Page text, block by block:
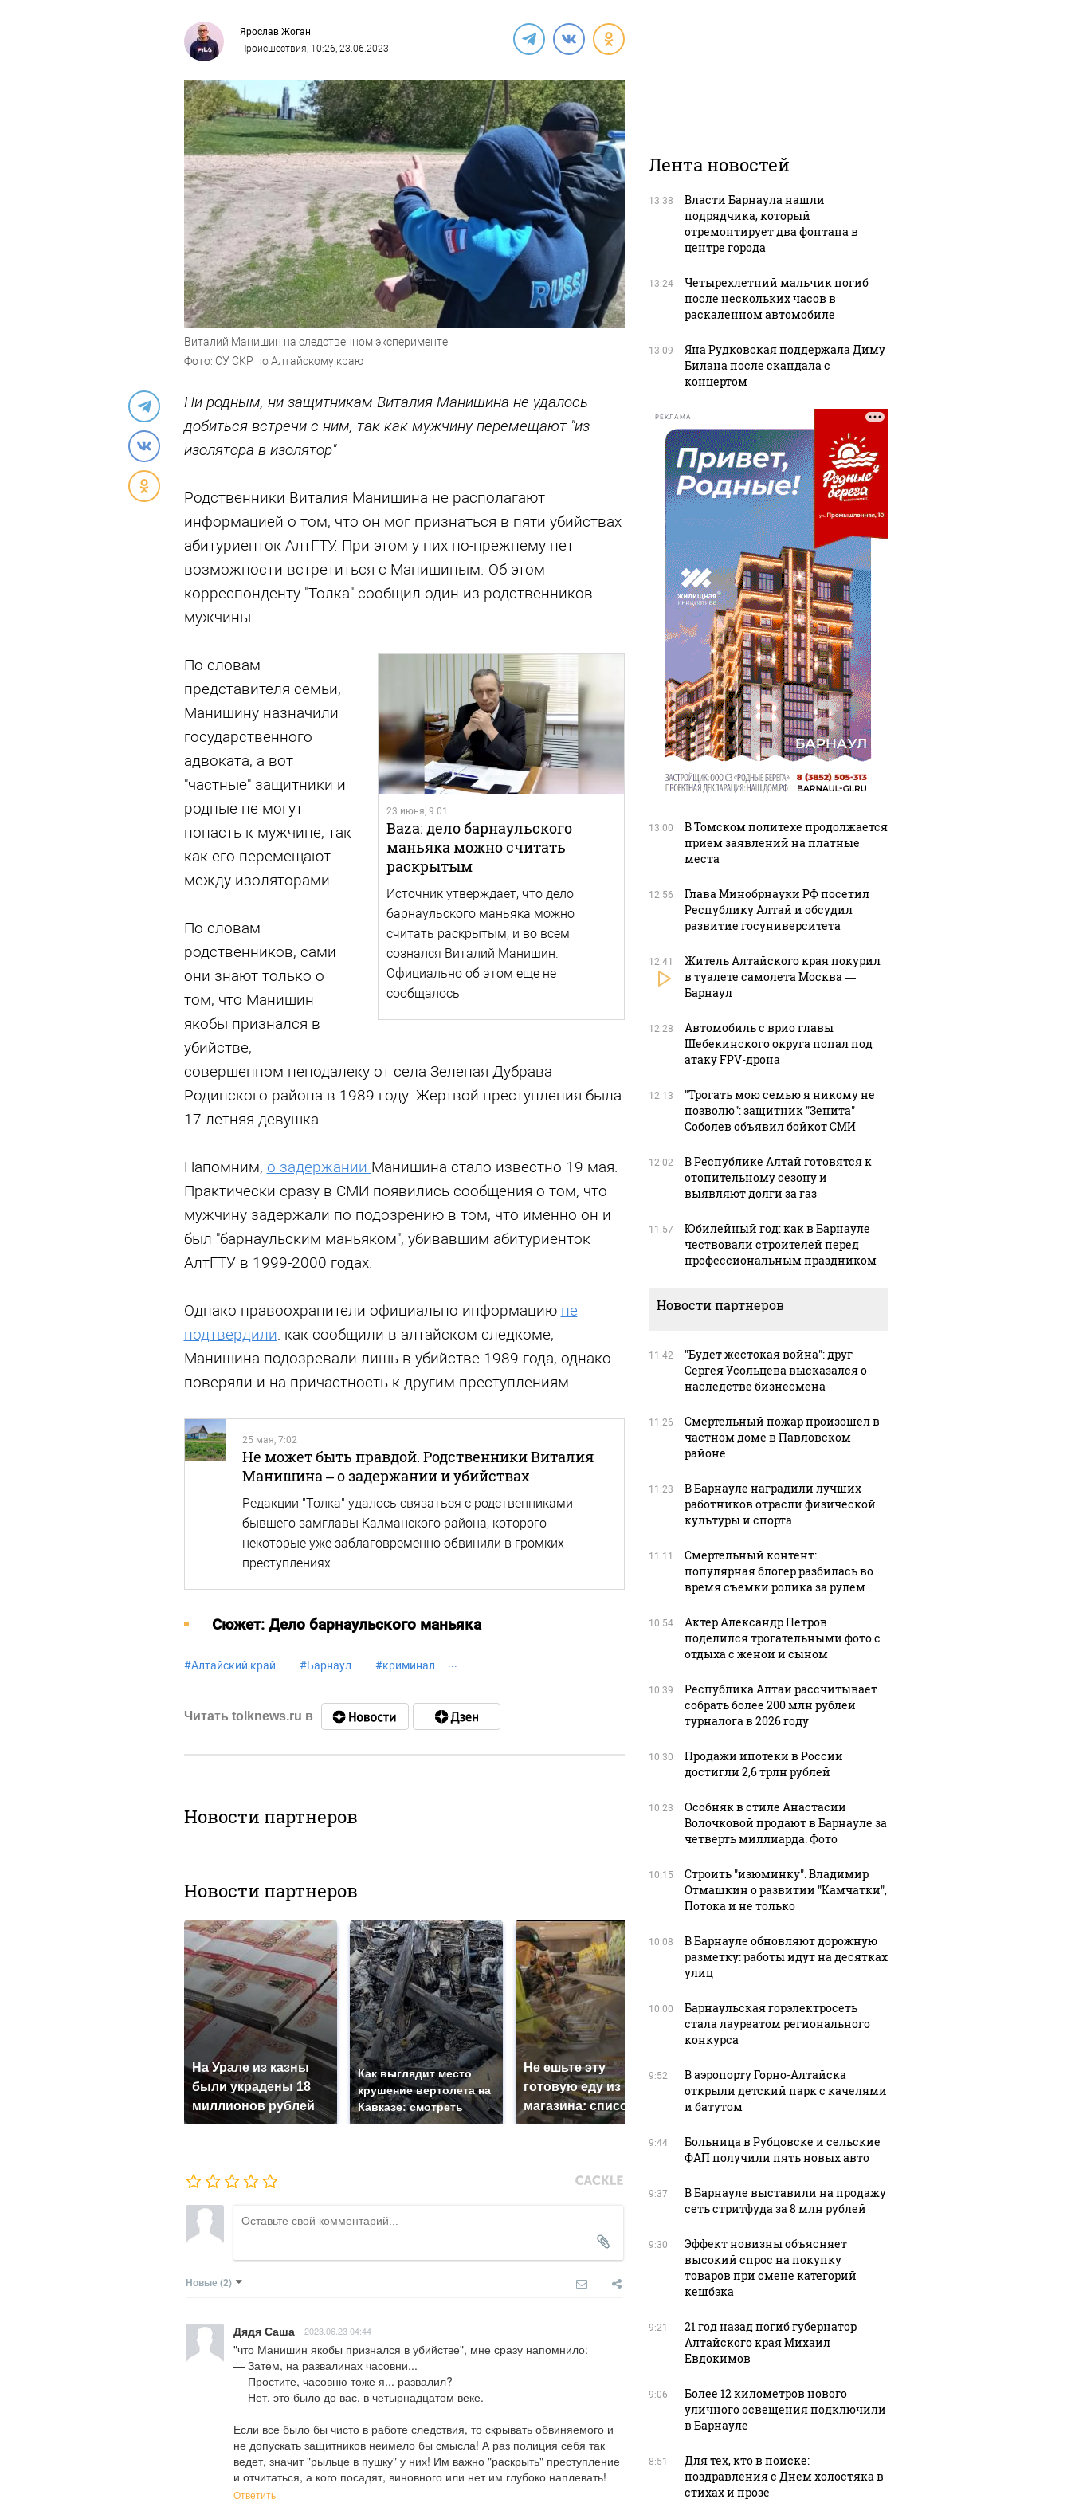
Ярослав Жоган
Происшествия, 10:26, 23.06.2023
Виталий Манишин на следственном эксперименте
Фото: СУ СКР по Алтайскому краю
Ни родным, ни защитникам Виталия Манишина не удалось
добиться встречи с ним, так как мужчину перемещают "из
изолятора в изолятор"
Родственники Виталия Манишина не располагают
информацией о том, что он мог признаться в пяти убийствах
абитуриенток АлтГТУ. При этом у них по-прежнему нет
возможности встретиться с Манишиным. Об этом
корреспонденту "Толка" сообщил один из родственников
мужчины.
23 июня, 9:01
Baza: дело барнаульского
маньяка можно считать
раскрытым
Источник утверждает, что дело
барнаульского маньяка можно
считать раскрытым, и во всем
сознался Виталий Манишин.
Официально об этом еще не
сообщалось
По словам
представителя семьи,
Манишину назначили
государственного
адвоката, а вот
"частные" защитники и
родные не могут
попасть к мужчине, так
как его перемещают
между изоляторами.
По словам
родственников, сами
они знают только о
том, что Манишин
якобы признался в
убийстве,
совершенном неподалеку от села Зеленая Дубрава
Родинского района в 1989 году. Жертвой преступления была
17-летняя девушка.
Напомним, о задержании Манишина стало известно 19 мая.
Практически сразу в СМИ появились сообщения о том, что
мужчину задержали по подозрению в том, что именно он и
был "барнаульским маньяком", убивавшим абитуриенток
АлтГТУ в 1999-2000 годах.
Однако правоохранители официально информацию не
подтвердили: как сообщили в алтайском следкоме,
Манишина подозревали лишь в убийстве 1989 года, однако
поверяли и на причастность к другим преступлениям.
25 мая, 7:02
Не может быть правдой. Родственники Виталия
Манишина – о задержании и убийствах
Редакции "Толка" удалось связаться с родственниками
бывшего замглавы Калманского района, которого
некоторые уже заблаговременно обвинили в громких
преступлениях
Cюжет: Дело барнаульского маньяка
#Алтайский край #Барнаул #криминал
Читать tolknews.ru в
Новости партнеров
Новости партнеров
На Урале из казны
были украдены 18
миллионов рублей
Как выглядит место
крушение вертолета на
Кавказе: смотреть
Не ешьте эту
готовую еду из
магазина: список
В ОАЭ произошло
жестокое убийство
криптомиллионера
падению вертолета на
Новые (2)
Дядя Саша 2023.06.23 04:44
"что Манишин якобы признался в убийстве", мне сразу напомнило:
— Затем, на развалинах часовни...
— Простите, часовню тоже я... развалил?
— Нет, это было до вас, в четырнадцатом веке.
Если все было бы чисто в работе следствия, то скрывать обвиняемого и
не допускать защитников неимело бы смысла! А раз полиция себя так
ведет, значит "рыльце в пушку" у них! Им важно "раскрыть" преступление
и отчитаться, а кого посадят, виновного или нет им глубоко наплевать!
Ответить
Лента новостей
13:38
Власти Барнаула нашли
подрядчика, который
отремонтирует два фонтана в
центре города
13:24
Четырехлетний мальчик погиб
после нескольких часов в
раскаленном автомобиле
13:09
Яна Рудковская поддержала Диму
Билана после скандала с
концертом
РЕКЛАМА
13:00
В Томском политехе продолжается
прием заявлений на платные
места
12:56
Глава Минобрнауки РФ посетил
Республику Алтай и обсудил
развитие госуниверситета
12:41
Житель Алтайского края покурил
в туалете самолета Москва —
Барнаул
12:28
Автомобиль с врио главы
Шебекинского округа попал под
атаку FPV-дрона
12:13
"Трогать мою семью я никому не
позволю": защитник "Зенита"
Соболев объявил бойкот СМИ
12:02
В Республике Алтай готовятся к
отопительному сезону и
выявляют долги за газ
11:57
Юбилейный год: как в Барнауле
чествовали строителей перед
профессиональным праздником
Новости партнеров
11:42
"Будет жестокая война": друг
Сергея Усольцева высказался о
наследстве бизнесмена
11:26
Смертельный пожар произошел в
частном доме в Павловском
районе
11:23
В Барнауле наградили лучших
работников отрасли физической
культуры и спорта
11:11
Смертельный контент:
популярная блогер разбилась во
время съемки ролика за рулем
10:54
Актер Александр Петров
поделился трогательными фото с
отдыха с женой и сыном
10:39
Республика Алтай рассчитывает
собрать более 200 млн рублей
турналога в 2026 году
10:30
Продажи ипотеки в России
достигли 2,6 трлн рублей
10:23
Особняк в стиле Анастасии
Волочковой продают в Барнауле за
четверть миллиарда. Фото
10:15
Строить "изюминку". Владимир
Отмашкин о развитии "Камчатки",
Потока и не только
10:08
В Барнауле обновляют дорожную
разметку: работы идут на десятках
улиц
10:00
Барнаульская горэлектросеть
стала лауреатом регионального
конкурса
9:52
В аэропорту Горно-Алтайска
открыли детский парк с качелями
и батутом
9:44
Больница в Рубцовске и сельские
ФАП получили пять новых авто
9:37
В Барнауле выставили на продажу
сеть стритфуда за 8 млн рублей
9:30
Эффект новизны объясняет
высокий спрос на покупку
товаров при смене категорий
кешбэка
9:21
21 год назад погиб губернатор
Алтайского края Михаил
Евдокимов
9:06
Более 12 километров нового
уличного освещения подключили
в Барнауле
8:51
Для тех, кто в поиске:
поздравления с Днем холостяка в
стихах и прозе